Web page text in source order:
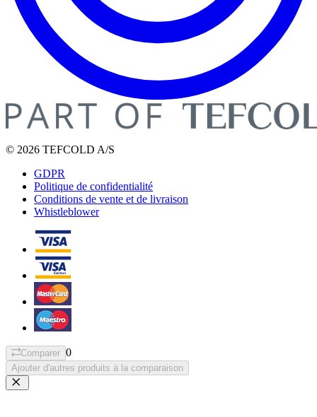
© 2026 TEFCOLD A/S
GDPR
Politique de confidentialité
Conditions de vente et de livraison
Whistleblower
Comparer 0
Ajouter d'autres produits à la comparaison